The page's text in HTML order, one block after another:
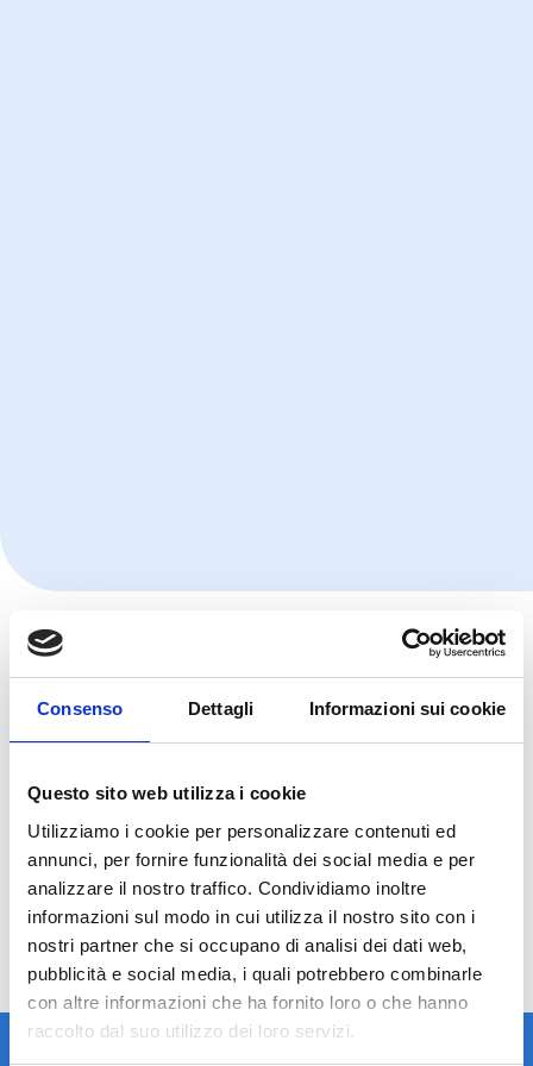
Consenso Dettagli Informazioni sui cookie
Questo sito web utilizza i cookie
Utilizziamo i cookie per personalizzare contenuti ed
annunci, per fornire funzionalità dei social media e per
analizzare il nostro traffico. Condividiamo inoltre
informazioni sul modo in cui utilizza il nostro sito con i
nostri partner che si occupano di analisi dei dati web,
pubblicità e social media, i quali potrebbero combinarle
con altre informazioni che ha fornito loro o che hanno
raccolto dal suo utilizzo dei loro servizi.